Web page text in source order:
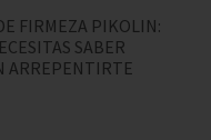
FIRMEZA PIKOLIN:
SABER
ARREPENTIRTE